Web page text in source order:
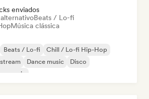
enviados
Beats / Lo-fi
Música clássica
Beats / Lo-fi
Chill / Lo-fi Hip-Hop
Dance music
Disco
music